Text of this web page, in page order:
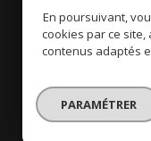
En poursuivant,
cookies par ce
contenus adaptés
PARAMÉTRER